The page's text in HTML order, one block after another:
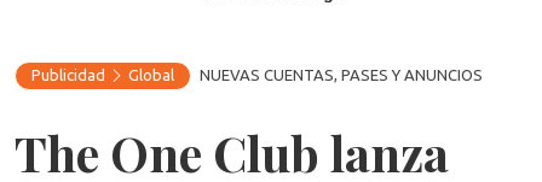
Publicidad Global NUEVAS CUENTAS, PASES Y ANUNCIOS
The One Club lanza